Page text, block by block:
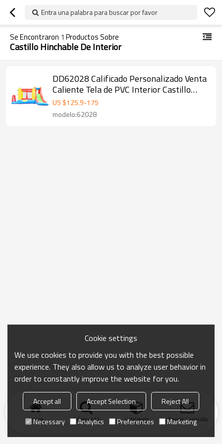
Entra una palabra para buscar por favor
Se Encontraron 1 Productos Sobre
Castillo Hinchable De Interior
DD62028 Calificado Personalizado Venta
Caliente Tela de PVC Interior Castillo
Hinchable Fábrica en China
US $125.9-175
modelo:62028
Inicio búsqueda categoría Enviar consulta
Cookie settings
We use cookies to provide you with the best possible
experience. They also allow us to analyze user behavior in
order to constantly improve the website for you.
Accept all Accept Selection
Reject All
Necessary
Analytics Preferences Marketing